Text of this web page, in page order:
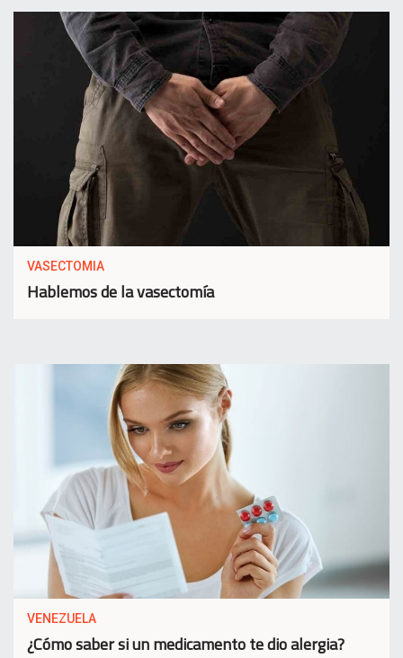
VASECTOMIA
Hablemos de la vasectomía
VENEZUELA
¿Cómo saber si un medicamento te dio alergia?